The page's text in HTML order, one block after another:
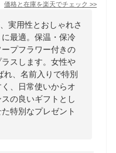
価格と在庫を楽天でチェック >>
実用性とおしゃれさ
最適。保温・保冷
プフラワー付きの
スします。女性や
れ、名前入りで特別
、日常使いからオ
の良いギフトとし
特別なプレゼント